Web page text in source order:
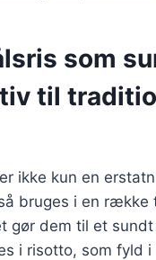
som
til
ikke kun en
bruges i en række
gør dem til et
i risotto, som fyld